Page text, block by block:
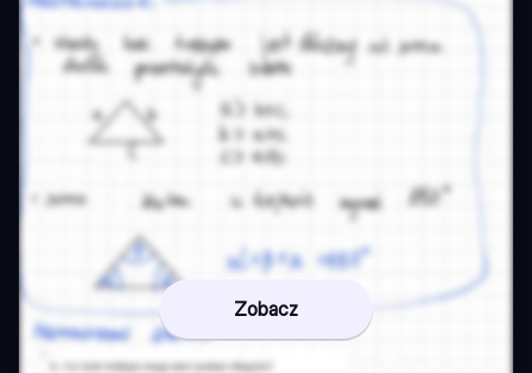
Zobacz